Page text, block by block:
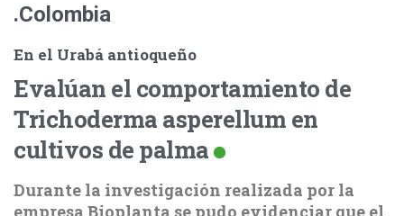
.Colombia
En el Urabá antioqueño
Evalúan el comportamiento de
Trichoderma asperellum en
cultivos de palma
Durante la investigación realizada por la
empresa Bioplanta se pudo evidenciar que el